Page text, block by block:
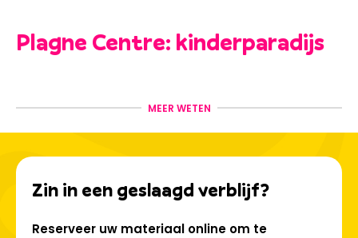
Plagne Centre: kinderparadijs
resort dat garant staat voor onvergetelijke
resort een persoonlijke ontvangst, entertainment voor alle
leeftijden, activiteiten voor kinderen en volwassenen, en
handige lokale winkels. La Plagne staat bekend om zijn
vriendelijke en gezinsvriendelijke sfeer, waardoor het een
leeftijden.
MEER WETEN
Zin in een geslaagd verblijf?
Reserveer uw materiaal online om te